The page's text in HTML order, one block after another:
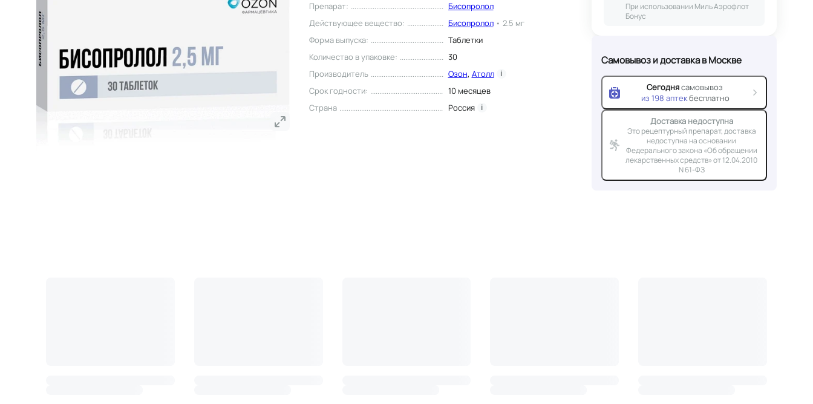
Препарат:
Бисопролол
Действующее вещество: Бисопролол• 2.5 мг
Форма выпуска:
Таблетки
Количество в упаковке:
30
Производитель
Озон, Атолл i
Срок годности:
10 месяцев
Страна
Россия i
При использовании Миль Аэрофлот
Бонус
Самовывоз и доставкав Москве
Сегоднясамовывоз
из 198 аптекбесплатно
Доставка недоступна
Это рецептурный препарат, доставка
недоступна на основании
Федерального закона «Об обращении
лекарственных средств» от 12.04.2010
N 61-ФЗ